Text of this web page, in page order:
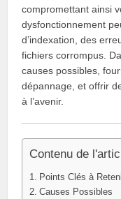
compromettant ainsi
dysfonctionnement
d’indexation, des
fichiers corrompus.
causes possibles,
dépannage, et offrir
à l’avenir.
Contenu de
Points Clés à
Causes Possibles